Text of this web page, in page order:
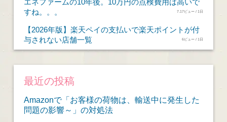
すね。。。
7.17ビュー / 1日
【2026年版】楽天ペイの支払いで楽天ポイントが付
与されない店舗一覧
6ビュー / 1日
最近の投稿
Amazonで「お客様の荷物は、輸送中に発生した
問題の影響～」の対処法